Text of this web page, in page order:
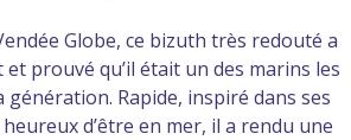
Globe, ce bizuth très redouté a
prouvé qu’il était un des marins les
génération. Rapide, inspiré dans ses
d’être en mer, il a rendu une